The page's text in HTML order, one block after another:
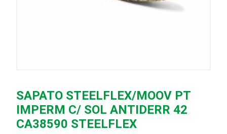
SAPATO STEELFLEX/MOOV PT
IMPERM C/ SOL ANTIDERR 42
CA38590 STEELFLEX